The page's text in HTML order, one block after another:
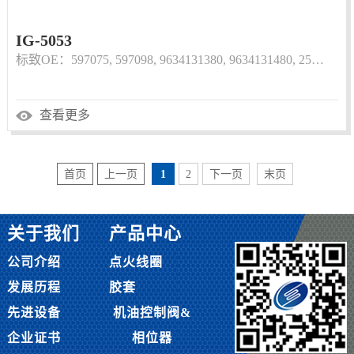
IG-5053
标致OE：597075, 597098, 9634131380, 9634131480, 25…
查看更多
首页 上一页 1 2 下一页 末页
关于我们
公司介绍
发展历程
先进设备
企业证书
产品中心
点火线圈
胶套
机油控制阀&
相位器